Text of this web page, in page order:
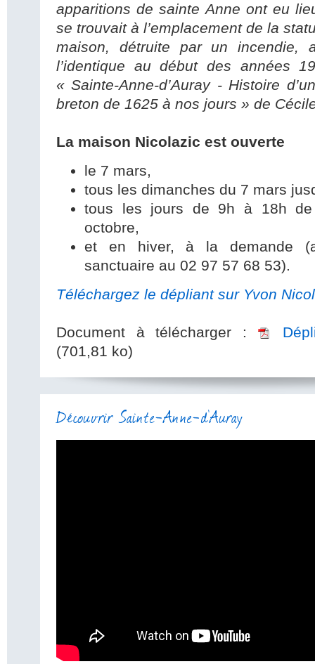
apparitions de sainte Anne ont eu
se trouvait à l’emplacement de la
maison, détruite par un incendie,
l’identique au début des années
« Sainte-Anne-d’Auray - Histoire
breton de 1625 à nos jours » de
La maison Nicolazic est ouverte
le 7 mars,
tous les dimanches du 7 mars
tous les jours de 9h à 18h de
octobre,
et en hiver, à la demande
sanctuaire au 02 97 57 68 53).
Téléchargez le dépliant sur Yvon
Document à télécharger :
(701,81 ko)
Découvrir Sainte-Anne-d'Auray